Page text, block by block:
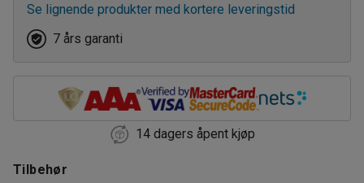
Se lignende produkter med kortere leveringstid
7 års garanti
14 dagers åpent kjøp
Tilbehør